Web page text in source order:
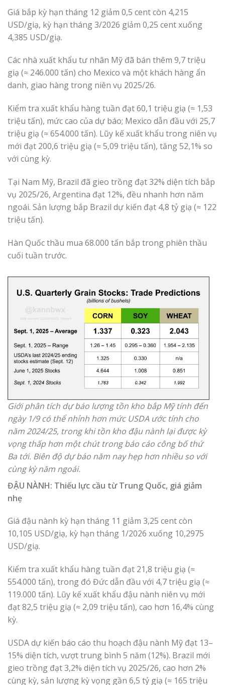
Giá bắp kỳ hạn tháng 12 giảm 0,5 cent còn 4,215
USD/giạ, kỳ hạn tháng 3/2026 giảm 0,25 cent xuống
4,385 USD/giạ.
Các nhà xuất khẩu tư nhân Mỹ đã bán thêm 9,7 triệu
giạ (≈ 246.000 tấn) cho Mexico và một khách hàng ẩn
danh, giao hàng trong niên vụ 2025/26.
Kiểm tra xuất khẩu hàng tuần đạt 60,1 triệu giạ (≈ 1,53
triệu tấn), mức cao của dự báo; Mexico dẫn đầu với 25,7
triệu giạ (≈ 654.000 tấn). Lũy kế xuất khẩu trong niên vụ
mới đạt 200,6 triệu giạ (≈ 5,09 triệu tấn), tăng 52,1% so
với cùng kỳ.
Tại Nam Mỹ, Brazil đã gieo trồng đạt 32% diện tích bắp
vụ 2025/26, Argentina đạt 12%, đều nhanh hơn năm
ngoái. Sản lượng bắp Brazil dự kiến đạt 4,8 tỷ giạ (≈ 122
triệu tấn).
Hàn Quốc thầu mua 68.000 tấn bắp trong phiên thầu
cuối tuần trước.
Giới phân tích dự báo lượng tồn kho bắp Mỹ tính đến
ngày 1/9 có thể nhỉnh hơn mức USDA ước tính cho
năm 2024/25, trong khi tồn kho đậu nành lại được kỳ
vọng thấp hơn một chút trong báo cáo công bố thứ
Ba tới. Biên độ dự báo năm nay hẹp hơn nhiều so với
cùng kỳ năm ngoái.
ĐẬU NÀNH: Thiếu lực cầu từ Trung Quốc, giá giảm
nhẹ
Giá đậu nành kỳ hạn tháng 11 giảm 3,25 cent còn
10,105 USD/giạ, kỳ hạn tháng 1/2026 xuống 10,2975
USD/giạ.
Kiểm tra xuất khẩu hàng tuần đạt 21,8 triệu giạ (≈
554.000 tấn), trong đó Đức dẫn đầu với 4,7 triệu giạ (≈
119.000 tấn). Lũy kế xuất khẩu đậu nành niên vụ mới
đạt 82,5 triệu giạ (≈ 2,09 triệu tấn), cao hơn 16,4% cùng
kỳ.
USDA dự kiến báo cáo thu hoạch đậu nành Mỹ đạt 13–
15% diện tích, vượt trung bình 5 năm (12%). Brazil mới
gieo trồng đạt 3,2% diện tích vụ 2025/26, cao hơn 2%
cùng kỳ, sản lượng kỳ vọng gần 6,5 tỷ giạ (≈ 165 triệu